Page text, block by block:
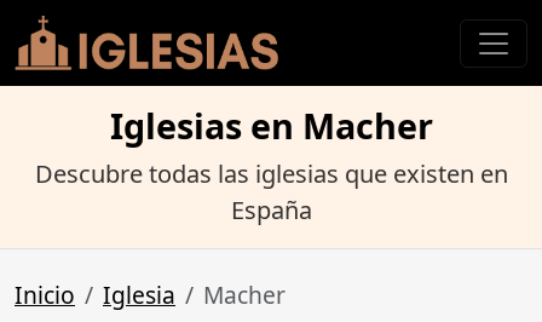
Iglesias en Macher
Descubre todas las iglesias que existen en
España
Inicio Iglesia Macher